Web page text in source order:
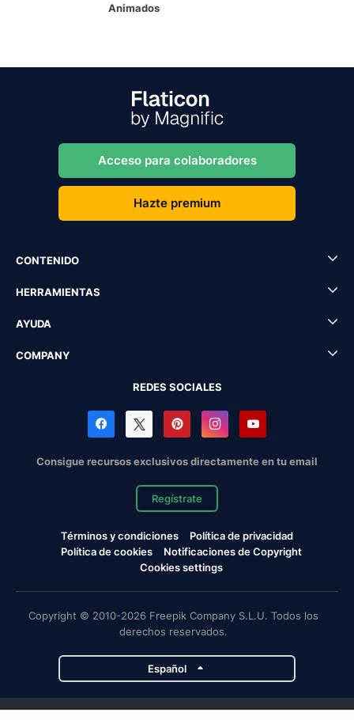
Animados
Acceso para colaboradores
Hazte premium
CONTENIDO
HERRAMIENTAS
AYUDA
COMPANY
REDES SOCIALES
Consigue recursos exclusivos directamente en tu email
Regístrate
Términos y condiciones
Política de privacidad
Política de cookies
Notificaciones de Copyright
Cookies settings
Copyright © 2010-2026 Freepik Company S.L.U. Todos los
derechos reservados.
Español